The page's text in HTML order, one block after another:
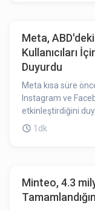
Meta,
Kullanıcıları
Duyurdu
Meta kısa süre
Instagram ve
etkinleştirdiğini
1dk
Minteo, 4.3